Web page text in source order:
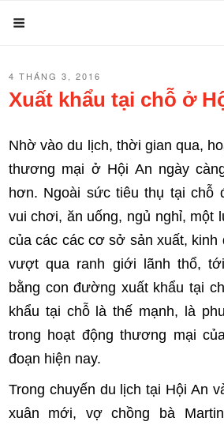
đến
nội
dung
ĐĂNG
TRONG
4 THÁNG 3, 2016
Xuất khẩu tại chỗ ở
Nhờ vào du lịch, thời gian qua,
thương mại ở Hội An ngày
hơn. Ngoài sức tiêu thụ tại chỗ
vui chơi, ăn uống, ngủ nghỉ, một
của các các cơ sở sản xuất, kinh
vượt qua ranh giới lãnh thổ,
bằng con đường xuất khẩu tại
khẩu tại chỗ là thế mạnh, là
trong hoạt động thương mại
đoạn hiện nay.
Trong chuyến du lịch tại Hội An
xuân mới, vợ chồng bà